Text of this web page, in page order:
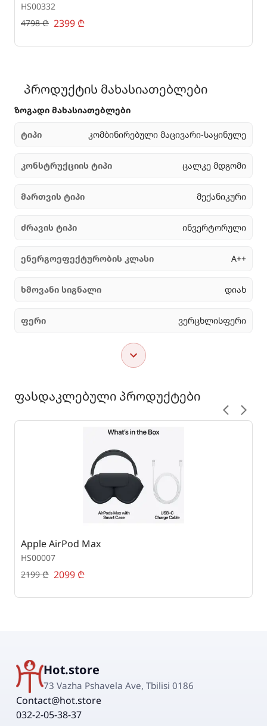
HS00332
4798₾ 2399 ₾
პროდუქტის მახასიათებლები
ზოგადი მახასიათებლები
ტიპი კომბინირებული მაცივარი-საყინულე
კონსტრუქციის ტიპი ცალკე მდგომი
მართვის ტიპი მექანიკური
ძრავის ტიპი ინვერტორული
ენერგოეფექტურობის კლასი A++
ხმოვანი სიგნალი დიახ
ფერი ვერცხლისფერი
ფასდაკლებული პროდუქტები
Apple AirPod Max
HS00007
2199₾ 2099 ₾
Hot.store
73 Vazha Pshavela Ave, Tbilisi 0186
Contact@hot.store
032-2-05-38-37